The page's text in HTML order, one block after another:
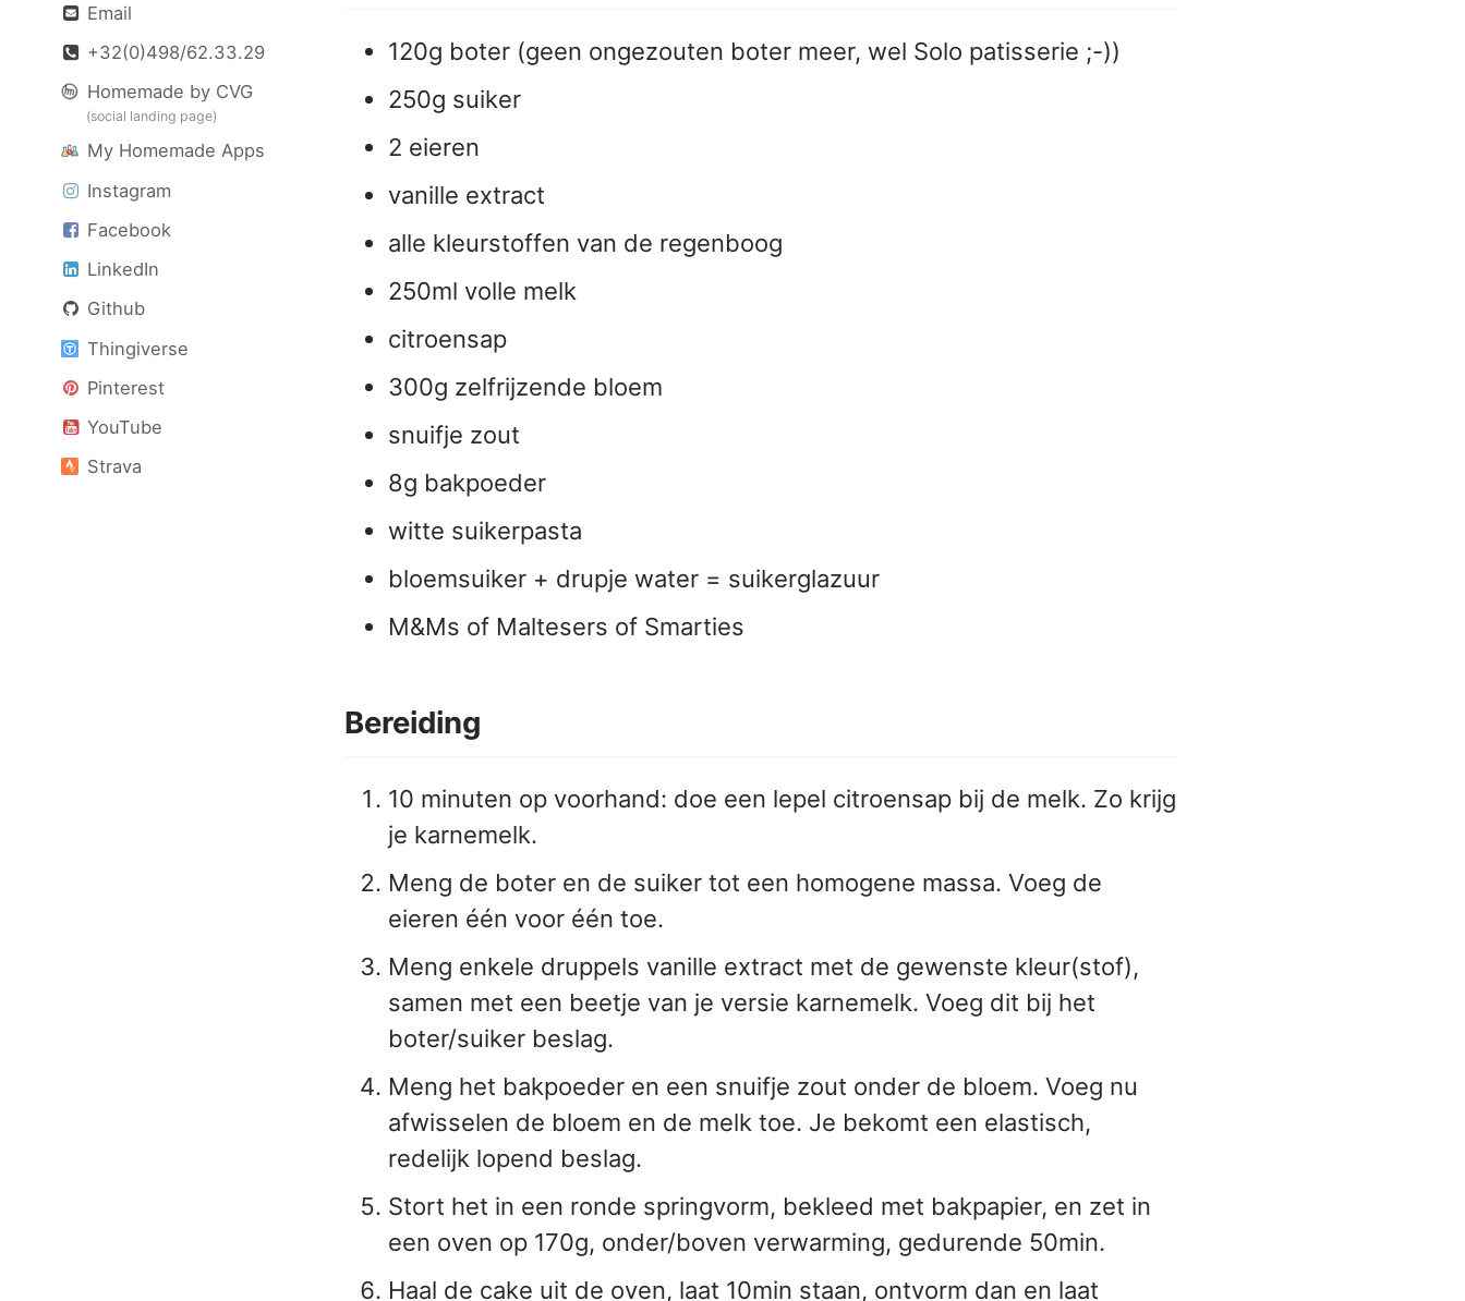
Email
+32(0)498/62.33.29
Homemade by CVG
(social landing page)
My Homemade Apps
Instagram
Facebook
LinkedIn
Github
Thingiverse
Pinterest
YouTube
Strava
120g boter (geen ongezouten boter meer, wel Solo patisserie ;-))
250g suiker
2 eieren
vanille extract
alle kleurstoffen van de regenboog
250ml volle melk
citroensap
300g zelfrijzende bloem
snuifje zout
8g bakpoeder
witte suikerpasta
bloemsuiker + drupje water = suikerglazuur
M&Ms of Maltesers of Smarties
Bereiding
10 minuten op voorhand: doe een lepel citroensap bij de melk. Zo krijg
je karnemelk.
Meng de boter en de suiker tot een homogene massa. Voeg de
eieren één voor één toe.
Meng enkele druppels vanille extract met de gewenste kleur(stof),
samen met een beetje van je versie karnemelk. Voeg dit bij het
boter/suiker beslag.
Meng het bakpoeder en een snuifje zout onder de bloem. Voeg nu
afwisselen de bloem en de melk toe. Je bekomt een elastisch,
redelijk lopend beslag.
Stort het in een ronde springvorm, bekleed met bakpapier, en zet in
een oven op 170g, onder/boven verwarming, gedurende 50min.
Haal de cake uit de oven, laat 10min staan, ontvorm dan en laat